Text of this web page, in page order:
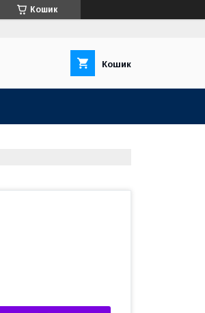
Кошик
Кошик